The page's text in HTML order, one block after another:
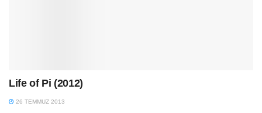
Life of Pi (2012)
26 TEMMUZ 2013